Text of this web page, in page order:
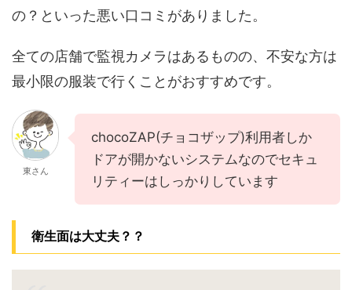
の？といった悪い口コミがありました。
全ての店舗で監視カメラはあるものの、不安な方は
最小限の服装で行くことがおすすめです。
東さん
chocoZAP(チョコザップ)利用者しか
ドアが開かないシステムなのでセキュ
リティーはしっかりしています
衛生面は大丈夫？？